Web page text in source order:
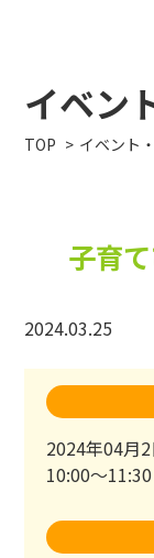
イベン
TOP イベント
子育
2024.03.25
2024年04月
10:00～11:30